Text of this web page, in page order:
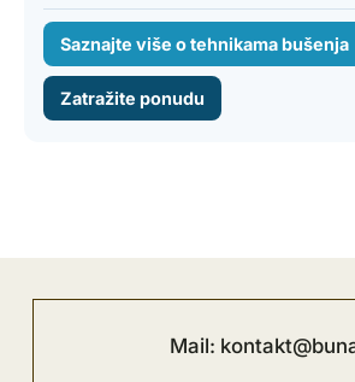
Saznajte više o tehnikama bušenja
Zatražite ponudu
Mail: